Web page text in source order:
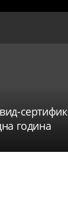
година